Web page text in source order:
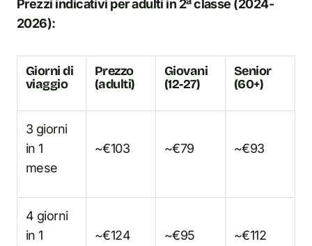
Prezzi indicativi per adulti in 2ª classe (2024-
2026):
Giorni di
viaggio
Prezzo
(adulti)
Giovani
(12-27)
Senior
(60+)
3 giorni
in 1
mese
~€103 ~€79 ~€93
4 giorni
in 1
~€124 ~€95 ~€112